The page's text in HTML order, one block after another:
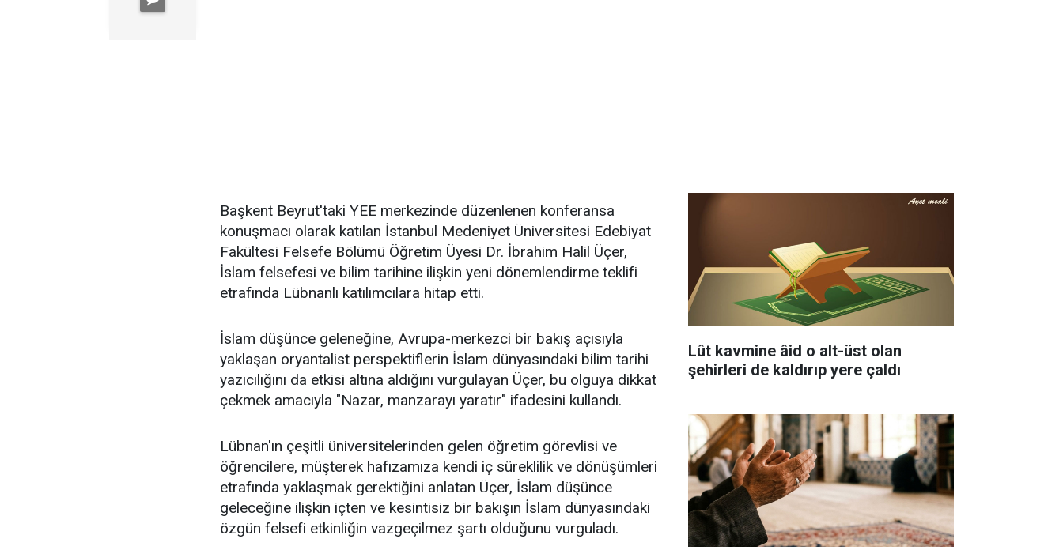
Başkent Beyrut'taki YEE merkezinde düzenlenen konferansa
konuşmacı olarak katılan İstanbul Medeniyet Üniversitesi Edebiyat
Fakültesi Felsefe Bölümü Öğretim Üyesi Dr. İbrahim Halil Üçer,
İslam felsefesi ve bilim tarihine ilişkin yeni dönemlendirme teklifi
etrafında Lübnanlı katılımcılara hitap etti.
İslam düşünce geleneğine, Avrupa-merkezci bir bakış açısıyla
yaklaşan oryantalist perspektiflerin İslam dünyasındaki bilim tarihi
yazıcılığını da etkisi altına aldığını vurgulayan Üçer, bu olguya dikkat
çekmek amacıyla "Nazar, manzarayı yaratır" ifadesini kullandı.
Lübnan'ın çeşitli üniversitelerinden gelen öğretim görevlisi ve
öğrencilere, müşterek hafızamıza kendi iç süreklilik ve dönüşümleri
etrafında yaklaşmak gerektiğini anlatan Üçer, İslam düşünce
geleceğine ilişkin içten ve kesintisiz bir bakışın İslam dünyasındaki
özgün felsefi etkinliğin vazgeçilmez şartı olduğunu vurguladı.
Lût kavmine âid o alt-üst olan
şehirleri de kaldırıp yere çaldı